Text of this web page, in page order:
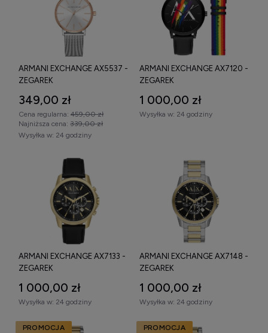
ARMANI EXCHANGE AX5537 -
ZEGAREK
349,00 zł
Cena regularna: 459,00 zł
Najniższa cena: 339,00 zł
Wysyłka w: 24 godziny
ARMANI EXCHANGE AX7120 -
ZEGAREK
1 000,00 zł
Wysyłka w: 24 godziny
ARMANI EXCHANGE AX7133 -
ZEGAREK
1 000,00 zł
Wysyłka w: 24 godziny
ARMANI EXCHANGE AX7148 -
ZEGAREK
1 000,00 zł
Wysyłka w: 24 godziny
PROMOCJA PROMOCJA